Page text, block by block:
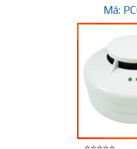
Mã: